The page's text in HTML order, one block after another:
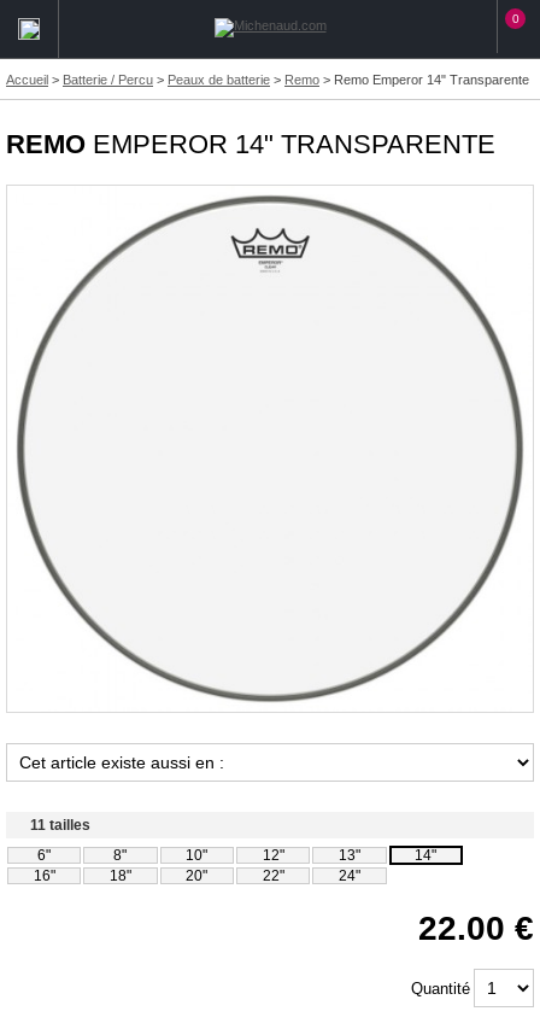
0
Accueil > Batterie / Percu > Peaux de batterie > Remo > Remo Emperor 14" Transparente
REMO EMPEROR 14" TRANSPARENTE
11 tailles
6"
8" 10" 12" 13"
14"
16"
18" 20" 22" 24"
22.00
Quantité